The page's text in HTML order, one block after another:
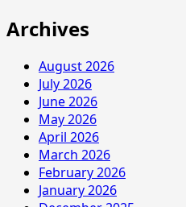
Archives
August 2026
July 2026
June 2026
May 2026
April 2026
March 2026
February 2026
January 2026